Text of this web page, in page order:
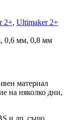
2+, Ultimaker 2+
0,6 мм, 0,8 мм
материал
на няколко дни,
и др. също